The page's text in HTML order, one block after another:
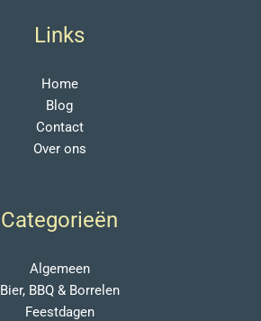
Links
Home
Blog
Contact
Over ons
Categorieën
Algemeen
Bier, BBQ & Borrelen
Feestdagen